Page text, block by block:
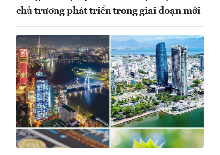
chủ trương phát triển trong giai đoạn mới